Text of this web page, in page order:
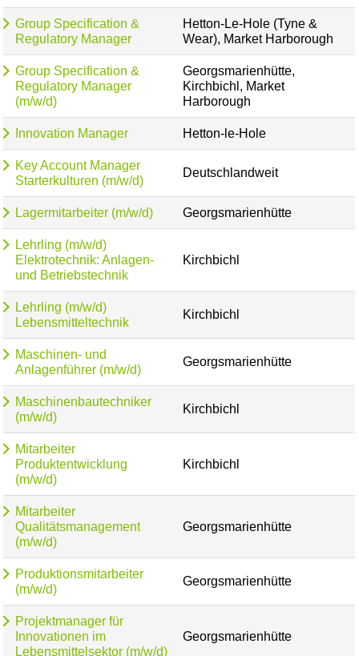
Group Specification &
Regulatory Manager
Hetton-Le-Hole (Tyne &
Wear), Market Harborough
Group Specification &
Regulatory Manager
(m/w/d)
Georgsmarienhütte,
Kirchbichl, Market
Harborough
Innovation Manager Hetton-le-Hole
Key Account Manager
Starterkulturen (m/w/d)
Deutschlandweit
Lagermitarbeiter (m/w/d) Georgsmarienhütte
Lehrling (m/w/d)
Elektrotechnik: Anlagen-
und Betriebstechnik
Kirchbichl
Lehrling (m/w/d)
Lebensmitteltechnik
Kirchbichl
Maschinen- und
Anlagenführer (m/w/d)
Georgsmarienhütte
Maschinenbautechniker
(m/w/d)
Kirchbichl
Mitarbeiter
Produktentwicklung
(m/w/d)
Kirchbichl
Mitarbeiter
Qualitätsmanagement
(m/w/d)
Georgsmarienhütte
Produktionsmitarbeiter
(m/w/d)
Georgsmarienhütte
Projektmanager für
Innovationen im
Lebensmittelsektor (m/w/d)
Georgsmarienhütte